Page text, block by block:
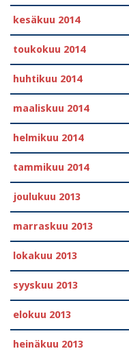
kesäkuu 2014
toukokuu 2014
huhtikuu 2014
maaliskuu 2014
helmikuu 2014
tammikuu 2014
joulukuu 2013
marraskuu 2013
lokakuu 2013
syyskuu 2013
elokuu 2013
heinäkuu 2013